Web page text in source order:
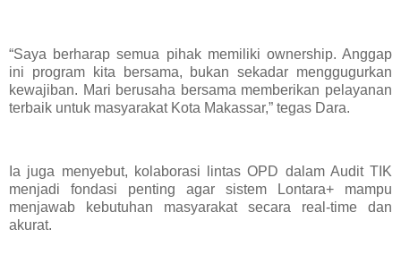
“Saya berharap semua pihak memiliki ownership. Anggap
ini program kita bersama, bukan sekadar menggugurkan
kewajiban. Mari berusaha bersama memberikan pelayanan
terbaik untuk masyarakat Kota Makassar,” tegas Dara.
Ia juga menyebut, kolaborasi lintas OPD dalam Audit TIK
menjadi fondasi penting agar sistem Lontara+ mampu
menjawab kebutuhan masyarakat secara real-time dan
akurat.